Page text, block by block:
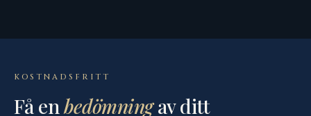
KOSTNADSFRITT
Få enbedömningav ditt